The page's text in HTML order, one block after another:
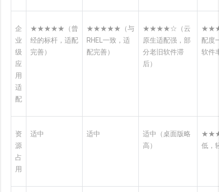
企
业
级
应
用
适
配
★★★★★（曾
经的标杆，适配
完善）
★★★★★（与
RHEL一致，适
配完善）
★★★★☆（云
原生适配强，部
分老旧软件滞
后）
配度
软件
资
源
占
用
适中 适中
适中（桌面版略
高）
低，